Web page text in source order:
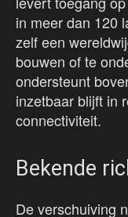
in meer dan 120
zelf een
bouwen of te
ondersteunt
inzetbaar blijft in
connectiviteit.
Bekende
De verschuiving